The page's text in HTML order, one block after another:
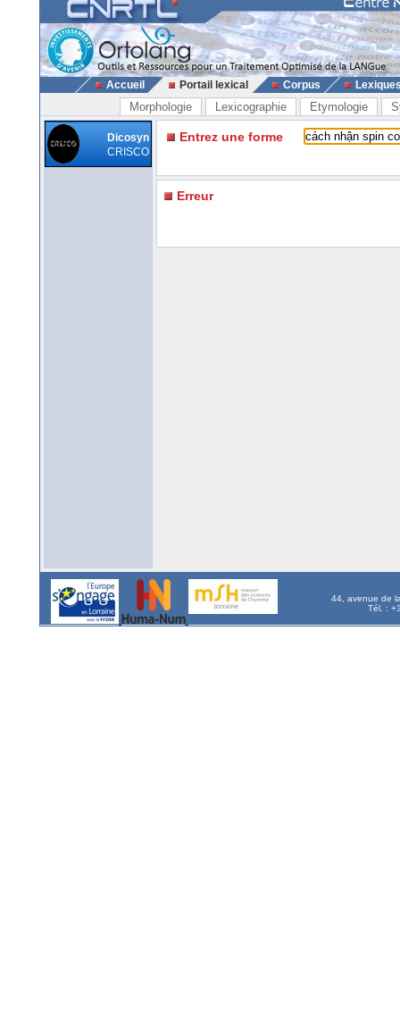
Accueil Portail lexical Corpus
Morphologie Lexicographie Etymologie
Dicosyn
CRISCO
Entrez une forme
Erreur
44, avenue de
Tél. :